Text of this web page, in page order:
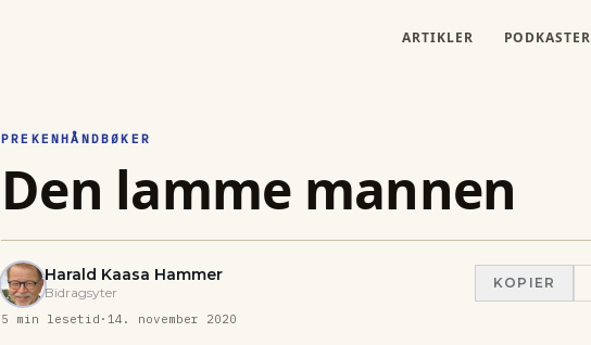
ARTIKLER PODKASTER
PREKENHÅNDBØKER
Den lamme mannen
Harald Kaasa Hammer
Bidragsyter
KOPIER
5 min lesetid · 14. november 2020